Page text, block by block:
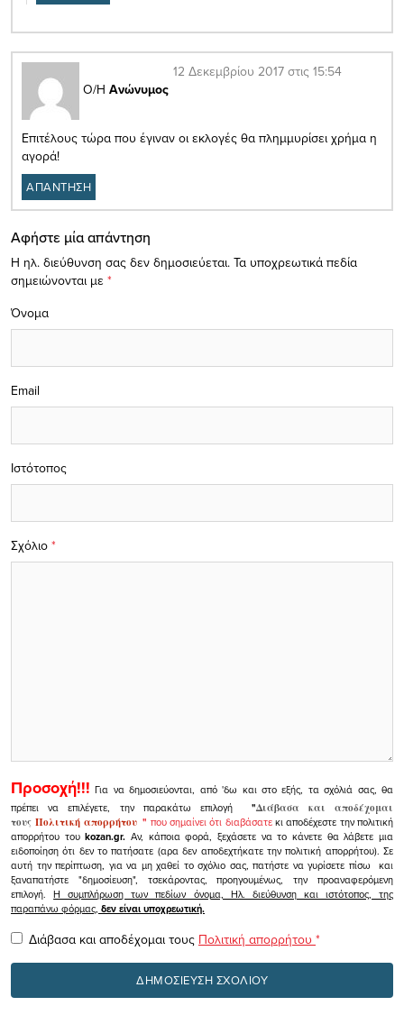
Ο/Η Ανώνυμος
12 Δεκεμβρίου 2017 στις 15:54
Επιτέλους τώρα που έγιναν οι εκλογές θα πλημμυρίσει χρήμα η
αγορά!
ΑΠΑΝΤΗΣΗ
Αφήστε μία απάντηση
Η ηλ. διεύθυνση σας δεν δημοσιεύεται. Τα υποχρεωτικά πεδία
σημειώνονται με *
Σχόλιο *
Όνομα
Email
Ιστότοπος
Προσοχή!!! Για να δημοσιεύονται, από 'δω και στο εξής, τα σχόλιά σας, θα
πρέπει να επιλέγετε, την παρακάτω επιλογή
"Διάβασα και αποδέχομαι
τουςΠολιτική απορρήτου" που σημαίνει ότι διαβάσατεκι αποδέχεστε την πολιτική
απορρήτου τουkozan.gr. Αν, κάποια φορά, ξεχάσετε να το κάνετε θα λάβετε μια
ειδοποίηση ότι δεν το πατήσατε (αρα δεν αποδεχτήκατε την πολιτική απορρήτου). Σε
αυτή την περίπτωση, για να μη χαθεί το σχόλιο σας, πατήστε να γυρίσετε πίσω και
ξαναπατήστε "δημοσίευση", τσεκάροντας, προηγουμένως, την προαναφερόμενη
επιλογή.Η συμπλήρωση των πεδίων όνομα, Ηλ. διεύθυνση και ιστότοπος, της
παραπάνω φόρμας, δεν είναι υποχρεωτική.
Διάβασα και αποδέχομαι τους Πολιτική απορρήτου *